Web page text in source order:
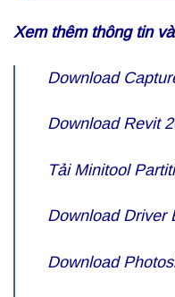
Xem thêm thông tin
Download
Download Revit
Tải Minitool
Download Driver
Download